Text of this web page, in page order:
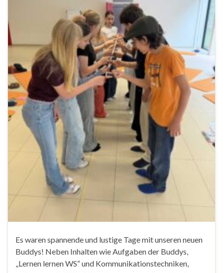
Es waren spannende und lustige Tage mit unseren neuen
Buddys! Neben Inhalten wie Aufgaben der Buddys,
„Lernen lernen WS“ und Kommunikationstechniken,